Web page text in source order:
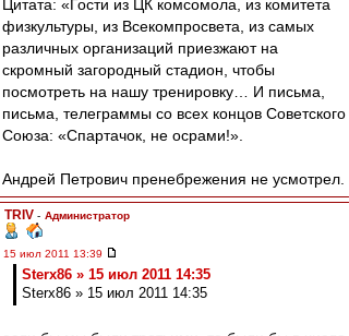
Цитата: «Гости из ЦК комсомола, из комитета
физкультуры, из Всекомпросвета, из самых
различных организаций приезжают на
скромный загородный стадион, чтобы
посмотреть на нашу тренировку… И письма,
письма, телеграммы со всех концов Советского
Союза: «Спартачок, не осрами!».
Андрей Петрович пренебрежения не усмотрел.
TRIV - Администратор
15 июл 2011 13:39
Sterx86 » 15 июл 2011 14:35
Sterx86 » 15 июл 2011 14:35